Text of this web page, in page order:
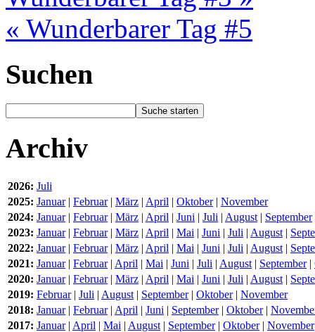
« Wunderbarer Tag #5
Suchen
Archiv
2026: Juli
2025: Januar| Februar| März | April | Oktober| November
2024: Januar| Februar| März | April | Juni | Juli | August | September
2023: Januar| Februar| März | April | Mai | Juni | Juli | August |
2022: Januar| Februar| März | April | Mai | Juni | Juli | August |
2021: Januar| Februar| April | Mai | Juni | Juli | August | September|
2020: Januar| Februar| März | April | Mai | Juni | Juli | August |
2019: Februar| Juli | August | September| Oktober| November
2018: Januar| Februar| April | Juni | September| Oktober|
2017: Januar| April | Mai | August | September| Oktober| November